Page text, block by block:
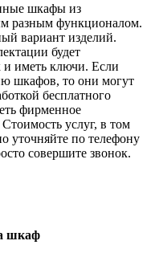
шкафы из
разным функционалом.
вариант изделий.
будет
и иметь ключи. Если
шкафов, то они могут
бесплатного
фирменное
услуг, в том
уточняйте по телефону
совершите звонок.
шкаф